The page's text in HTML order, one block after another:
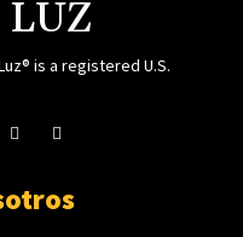
is a registered U.S.